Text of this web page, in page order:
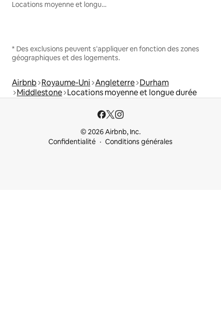
Locations moyenne et longue durée
* Des exclusions peuvent s'appliquer en fonction des zones
géographiques et des logements.
Airbnb Royaume-Uni Angleterre Durham
Middlestone Locations moyenne et longue durée
© 2026 Airbnb, Inc.
Confidentialité
Conditions générales